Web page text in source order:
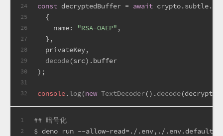
24
25
26
27
28
29
30
31
32
const decryptedBuffer = await crypto.subtle.
  {
name: "RSA-OAEP" ,
  },
  privateKey,
decode(src).buffer
);
console.log(new TextDecoder().decode
1
2
## 暗号化
$ deno run --allow-read=./.env,./.env.defaults